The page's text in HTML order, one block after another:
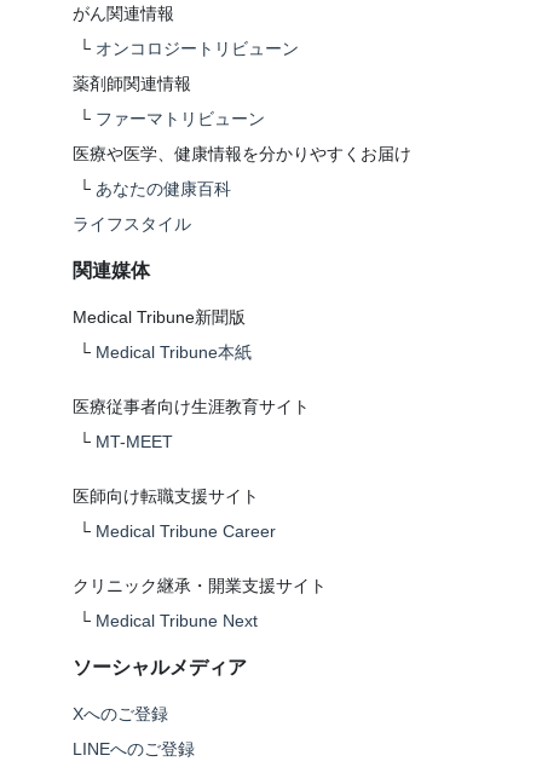
がん関連情報
└ オンコロジートリビューン
薬剤師関連情報
└ ファーマトリビューン
医療や医学、健康情報を分かりやすくお届け
└ あなたの健康百科
ライフスタイル
関連媒体
Medical Tribune新聞版
└ Medical Tribune本紙
医療従事者向け生涯教育サイト
└ MT-MEET
医師向け転職支援サイト
└ Medical Tribune Career
クリニック継承・開業支援サイト
└ Medical Tribune Next
ソーシャルメディア
Xへのご登録
LINEへのご登録